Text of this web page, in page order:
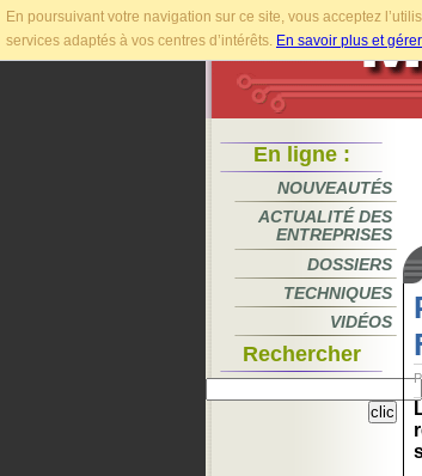
En poursuivant votre navigation sur ce site, vous acceptez
services adaptés à vos centres d’intérêts. En savoir plus et
En ligne :
NOUVEAUTÉS
ACTUALITÉ DES
ENTREPRISES
DOSSIERS
TECHNIQUES
VIDÉOS
Rechercher